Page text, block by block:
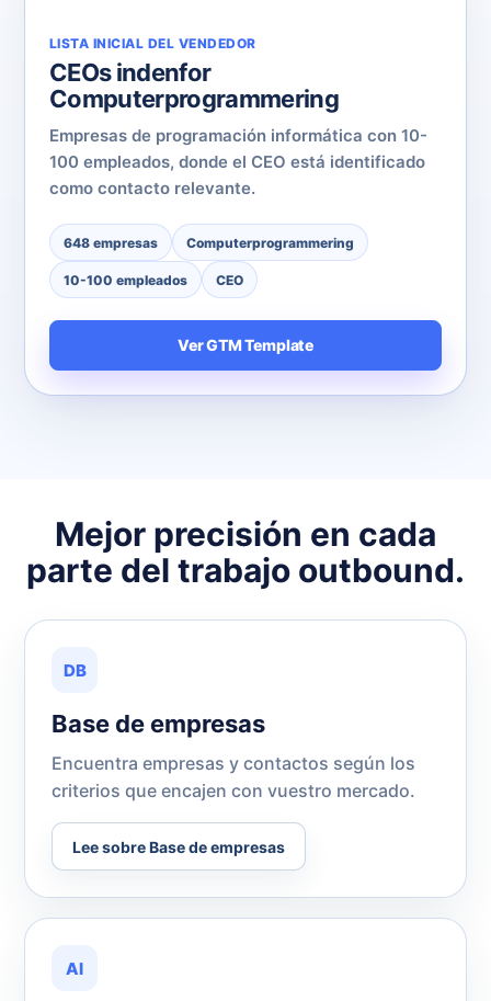
LISTA INICIAL DEL VENDEDOR
CEOs indenfor
Computerprogrammering
Empresas de programación informática con 10-
100 empleados, donde el CEO está identificado
como contacto relevante.
648 empresas Computerprogrammering
10-100 empleados CEO
Ver GTM Template
Mejor precisión en cada
parte del trabajo outbound.
DB
Base de empresas
Encuentra empresas y contactos según los
criterios que encajen con vuestro mercado.
Lee sobre Base de empresas
AI